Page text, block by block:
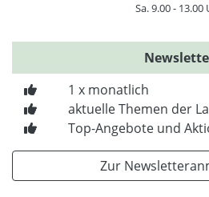
Sa. 9.00 - 13.00
1 x monatlich
aktuelle Themen der
Top-Angebote und
Zur